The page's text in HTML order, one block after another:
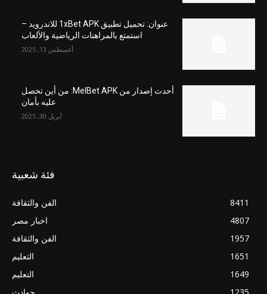
عنوان: تحميل تطبيق 1xBet APK للاندرويد –
استمتع بالمراهنات الرياضية والألعاب
أغسطس 13, 2025
أحدث إصدار من MelBet APK: من أين تحصل
عليه بأمان
أبريل 30, 2025
فئة شعبية
الفن والثقافة
8411
اخبار مصر
4807
الفن والثقافة
1957
التعليم
1651
التعليم
1649
حوادث
1235